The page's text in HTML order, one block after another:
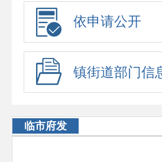
依申请公开
镇街道部门信
临市府发